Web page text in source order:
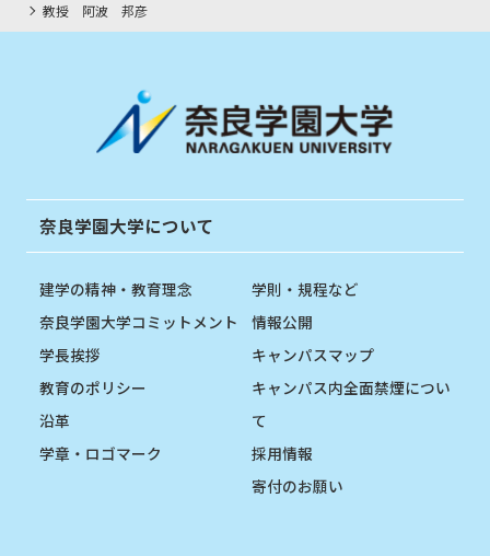
教授 阿波 邦彦
奈良学園大学について
建学の精神・教育理念
奈良学園大学コミットメント
学長挨拶
教育のポリシー
沿革
学章・ロゴマーク
学則・規程など
情報公開
キャンパスマップ
キャンパス内全面禁煙につい
て
採用情報
寄付のお願い